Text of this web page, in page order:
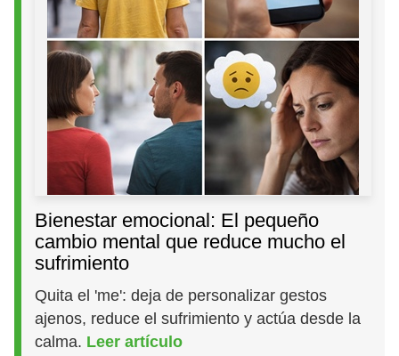
Bienestar emocional: El pequeño
cambio mental que reduce mucho el
sufrimiento
Quita el 'me': deja de personalizar gestos
ajenos, reduce el sufrimiento y actúa desde la
calma. Leer artículo